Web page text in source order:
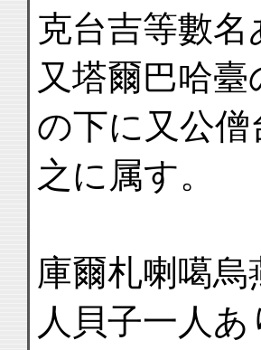
克台吉等數
又塔爾巴哈
の下に又公
之に属す。
庫爾札喇噶
人貝子一人